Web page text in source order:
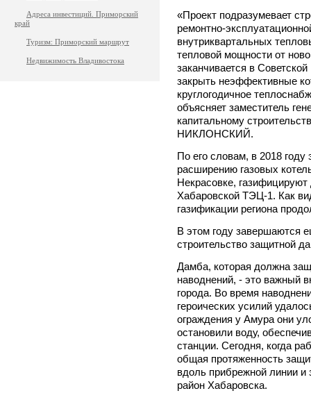
Адреса инвестиций. Приморский
край
Туризм: Приморский маршрут
Недвижимость Владивостока
«Проект подразумевает
ремонтно-
внутриквартальных
тепловой мощности от
заканчивается в
закрыть неэффективные
круглогодичное
объясняет заместитель
капитальному
НИКЛОНСКИЙ.
По его словам, в 2018 году
расширению газовых
Некрасовке, газифицируют
Хабаровской ТЭЦ-1. Как
газификации региона
В этом году завершаются
строительство защитной
Дамба, которая должна
наводнений, - это важный
города. Во время
героических усилий
ограждения у Амура они
остановили воду,
станции. Сегодня, когда
общая протяженность
вдоль прибрежной линии и
район Хабаровска.